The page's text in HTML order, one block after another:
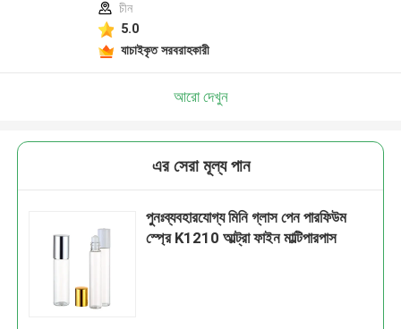
চীন
5.0
যাচাইকৃত সরবরাহকারী
আরো দেখুন
এর সেরা মূল্য পান
পুনঃব্যবহারযোগ্য মিনি গ্লাস পেন পারফিউম
স্প্রে K1210 আল্ট্রা ফাইন মাল্টিপারপাস